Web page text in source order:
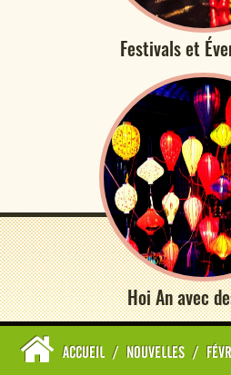
Festivals et
Hoi An avec
ACCUEIL / NOUVELLES /